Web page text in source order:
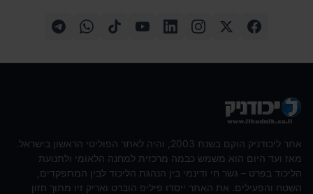
אתר ליכודניק הוקם בשנת 2003, והיה לאתר הפוליטי הראשון בישראל.
מאז ועד היום הוא משמש כבמה מרכזית למחנה הלאומי ולתנועת
הליכוד בפרט – גשר חי ודינמי בין הנהגת הליכוד לבין המתפקדים,
השטח והפעילים. את האתר ייסדו פיליפ הוברט ואריק זיו מתוך חזון